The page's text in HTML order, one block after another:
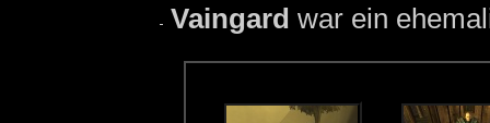
Vaingard war ein